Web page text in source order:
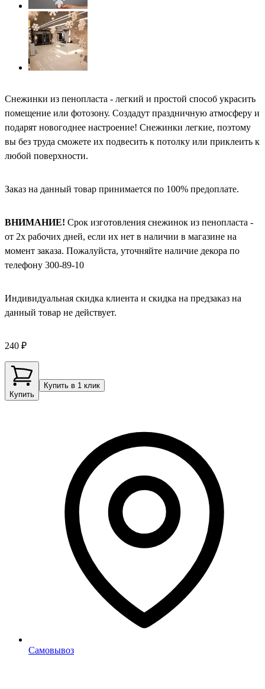
Снежинки из пенопласта - легкий и простой способ украсить
помещение или фотозону. Создадут праздничную атмосферу и
подарят новогоднее настроение! Снежинки легкие, поэтому
вы без труда сможете их подвесить к потолку или приклеить к
любой поверхности.
Заказ на данный товар принимается по 100% предоплате.
ВНИМАНИЕ! Срок изготовления снежинок из пенопласта -
от 2х рабочих дней, если их нет в наличии в магазине на
момент заказа. Пожалуйста, уточняйте наличие декора по
телефону 300-89-10
Индивидуальная скидка клиента и скидка на предзаказ на
данный товар не действует.
240 ₽
Купить
Купить в 1 клик
Самовывоз